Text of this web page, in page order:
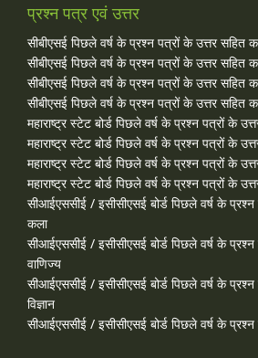
प्रश्न पत्र एवं उत्तर
सीबीएसई पिछले वर्ष के प्रश्न पत्रों के उत्तर सहित
सीबीएसई पिछले वर्ष के प्रश्न पत्रों के उत्तर सहित
सीबीएसई पिछले वर्ष के प्रश्न पत्रों के उत्तर सहित
सीबीएसई पिछले वर्ष के प्रश्न पत्रों के उत्तर सहित
महाराष्ट्र स्टेट बोर्ड पिछले वर्ष के प्रश्न पत्रों के
महाराष्ट्र स्टेट बोर्ड पिछले वर्ष के प्रश्न पत्रों के
महाराष्ट्र स्टेट बोर्ड पिछले वर्ष के प्रश्न पत्रों के
महाराष्ट्र स्टेट बोर्ड पिछले वर्ष के प्रश्न पत्रों के
सीआईएससीई / इसीसीएसई बोर्ड पिछले वर्ष के
कला
सीआईएससीई / इसीसीएसई बोर्ड पिछले वर्ष के
वाणिज्य
सीआईएससीई / इसीसीएसई बोर्ड पिछले वर्ष के
विज्ञान
सीआईएससीई / इसीसीएसई बोर्ड पिछले वर्ष के